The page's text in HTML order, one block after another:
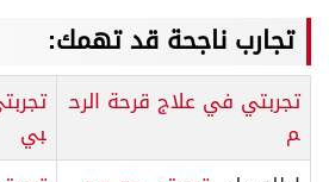
تجارب ناجحة قد تهمك:
تجربتي في علاج قرحة الرح
م
بي